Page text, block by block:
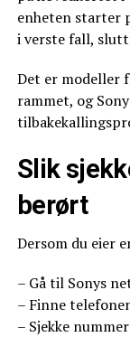
enheten starter
i verste fall,
Det er modeller
rammet, og
Slik
berørt
Dersom du eier
– Gå til Sonys
– Finne
– Sjekke